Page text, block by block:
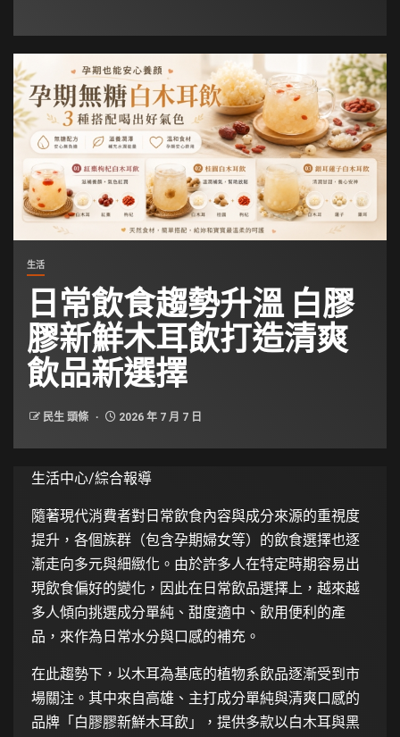
生活
日常飲食趨勢升溫 白膠
膠新鮮木耳飲打造清爽
飲品新選擇
民生 頭條 2026 年 7 月 7 日
生活中心/綜合報導
隨著現代消費者對日常飲食內容與成分來源的重視度
提升，各個族群（包含孕期婦女等）的飲食選擇也逐
漸走向多元與細緻化。由於許多人在特定時期容易出
現飲食偏好的變化，因此在日常飲品選擇上，越來越
多人傾向挑選成分單純、甜度適中、飲用便利的產
品，來作為日常水分與口感的補充。
在此趨勢下，以木耳為基底的植物系飲品逐漸受到市
場關注。其中來自高雄、主打成分單純與清爽口感的
品牌「白膠膠新鮮木耳飲」，提供多款以白木耳與黑